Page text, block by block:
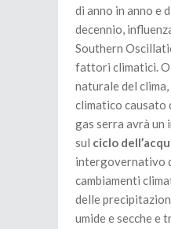
di anno in anno e
decennio,
Southern
fattori climatici.
naturale del
climatico causato
gas serra avrà un
sul ciclo
intergovernativo
cambiamenti
delle
umide e secche e